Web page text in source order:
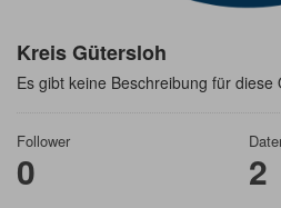
Kreis Gütersloh
Es gibt keine Beschreibung für diese
Follower
0 2